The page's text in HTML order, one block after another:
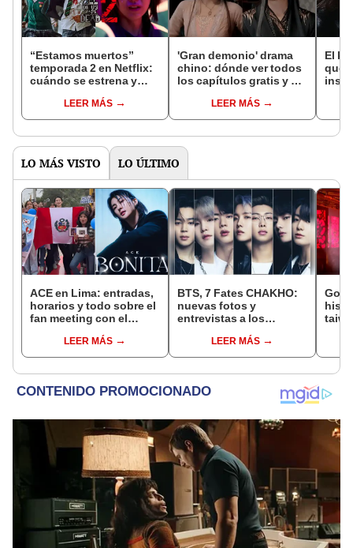
“Estamos muertos”
temporada 2 en Netflix:
cuándo se estrena y
temporadaLEER MÁS
'Gran demonio' drama
chino: dónde ver todos
los capítulos gratis y en
LEER MÁS
El k-
que
LO MÁS VISTO LO ÚLTIMO
ACE en Lima: entradas,
horarios y todo sobre el
fan meeting con el
Circuito Mágico del
Agua
LEER MÁS
BTS, 7 Fates CHAKHO:
nuevas fotos y
entrevistas a los
LEER MÁS